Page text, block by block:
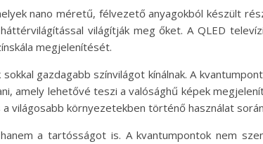
nano méretű, félvezető anyagokból készült
világítják meg őket. A QLED
megjelenítését.
gazdagabb színvilágot kínálnak. A
amely lehetővé teszi a valósághű képek
világosabb környezetekben történő használat
a tartósságot is. A kvantumpontok nem